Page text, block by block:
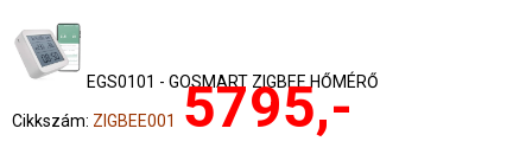
EGS0101 - GOSMART ZIGBEE HŐMÉRŐ
Cikkszám: ZIGBEE001 5795,-